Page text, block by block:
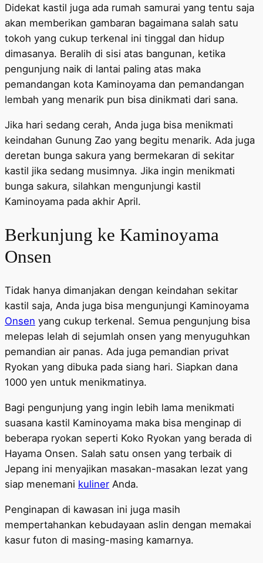
Didekat kastil juga ada rumah samurai yang tentu saja
akan memberikan gambaran bagaimana salah satu
tokoh yang cukup terkenal ini tinggal dan hidup
dimasanya. Beralih di sisi atas bangunan, ketika
pengunjung naik di lantai paling atas maka
pemandangan kota Kaminoyama dan pemandangan
lembah yang menarik pun bisa dinikmati dari sana.
Jika hari sedang cerah, Anda juga bisa menikmati
keindahan Gunung Zao yang begitu menarik. Ada juga
deretan bunga sakura yang bermekaran di sekitar
kastil jika sedang musimnya. Jika ingin menikmati
bunga sakura, silahkan mengunjungi kastil
Kaminoyama pada akhir April.
Berkunjung ke Kaminoyama
Onsen
Tidak hanya dimanjakan dengan keindahan sekitar
kastil saja, Anda juga bisa mengunjungi Kaminoyama
Onsen yang cukup terkenal. Semua pengunjung bisa
melepas lelah di sejumlah onsen yang menyuguhkan
pemandian air panas. Ada juga pemandian privat
Ryokan yang dibuka pada siang hari. Siapkan dana
1000 yen untuk menikmatinya.
Bagi pengunjung yang ingin lebih lama menikmati
suasana kastil Kaminoyama maka bisa menginap di
beberapa ryokan seperti Koko Ryokan yang berada di
Hayama Onsen. Salah satu onsen yang terbaik di
Jepang ini menyajikan masakan-masakan lezat yang
siap menemani kuliner Anda.
Penginapan di kawasan ini juga masih
mempertahankan kebudayaan aslin dengan memakai
kasur futon di masing-masing kamarnya.